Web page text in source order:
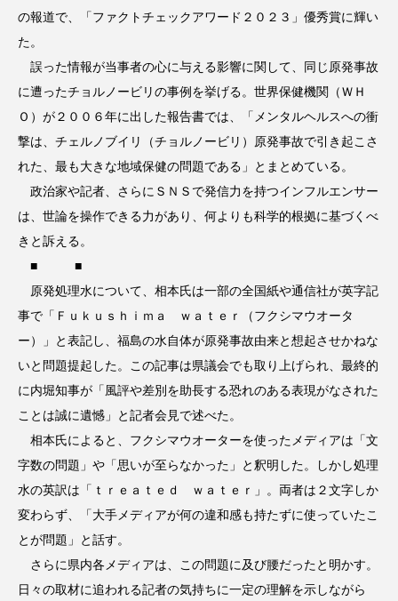
の報道で、「ファクトチェックアワード２０２３」優秀賞に輝い
た。
誤った情報が当事者の心に与える影響に関して、同じ原発事故
に遭ったチョルノービリの事例を挙げる。世界保健機関（ＷＨ
Ｏ）が２００６年に出した報告書では、「メンタルヘルスへの衝
撃は、チェルノブイリ（チョルノービリ）原発事故で引き起こさ
れた、最も大きな地域保健の問題である」とまとめている。
政治家や記者、さらにＳＮＳで発信力を持つインフルエンサー
は、世論を操作できる力があり、何よりも科学的根拠に基づくべ
きと訴える。
■ ■
原発処理水について、相本氏は一部の全国紙や通信社が英字記
事で「Ｆｕｋｕｓｈｉｍａ ｗａｔｅｒ（フクシマウオータ
ー）」と表記し、福島の水自体が原発事故由来と想起させかねな
いと問題提起した。この記事は県議会でも取り上げられ、最終的
に内堀知事が「風評や差別を助長する恐れのある表現がなされた
ことは誠に遺憾」と記者会見で述べた。
相本氏によると、フクシマウオーターを使ったメディアは「文
字数の問題」や「思いが至らなかった」と釈明した。しかし処理
水の英訳は「ｔｒｅａｔｅｄ ｗａｔｅｒ」。両者は２文字しか
変わらず、「大手メディアが何の違和感も持たずに使っていたこ
とが問題」と話す。
さらに県内各メディアは、この問題に及び腰だったと明かす。
日々の取材に追われる記者の気持ちに一定の理解を示しながら